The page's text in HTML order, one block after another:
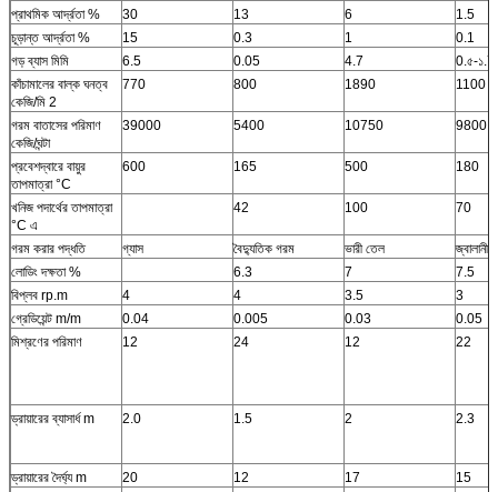
প্রাথমিক আর্দ্রতা % 30 13 6
1.5
চূড়ান্ত আর্দ্রতা %
15 0.3 1
0.1
গড় ব্যাস মিমি
6.5 0.05 4.7
0.৫-১.7
কাঁচামালের বাল্ক ঘনত্ব
কেজি/মি 2
770 800 1890 1100
গরম বাতাসের পরিমাণ
কেজি/ঘন্টা
39000 5400 10750 9800
প্রবেশদ্বারে বায়ুর
তাপমাত্রা °C
600 165 500 180
খনিজ পদার্থের তাপমাত্রা
°C এ
42 100 70
গরম করার পদ্ধতি গ্যাস বৈদ্যুতিক গরম ভারী তেল
জ্বালানী
লোডিং দক্ষতা %
6.3 7
7.5
বিপ্লব rp.m
4 4 3.5
3
গ্রেডিয়েন্ট m/m
0.04 0.005 0.03
0.05
মিশ্রণের পরিমাণ
12 24 12 22
ড্রায়ারের ব্যাসার্ধ m 2.0 1.5 2 2.3
ড্রায়ারের দৈর্ঘ্য m 20 12 17
15